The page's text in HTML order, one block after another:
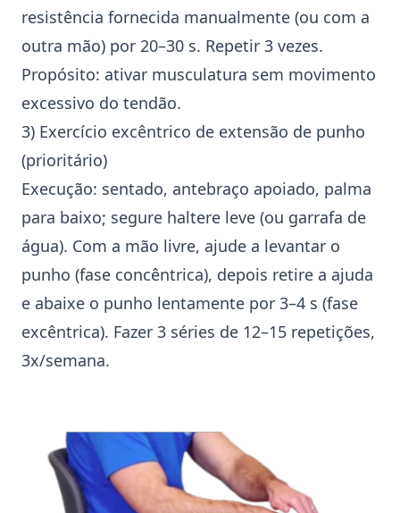
resistência fornecida manualmente (ou com a
outra mão) por 20–30 s. Repetir 3 vezes.
Propósito: ativar musculatura sem movimento
excessivo do tendão.
3) Exercício excêntrico de extensão de punho
(prioritário)
Execução: sentado, antebraço apoiado, palma
para baixo; segure haltere leve (ou garrafa de
água). Com a mão livre, ajude a levantar o
punho (fase concêntrica), depois retire a ajuda
e abaixe o punho lentamente por 3–4 s (fase
excêntrica). Fazer 3 séries de 12–15 repetições,
3x/semana.